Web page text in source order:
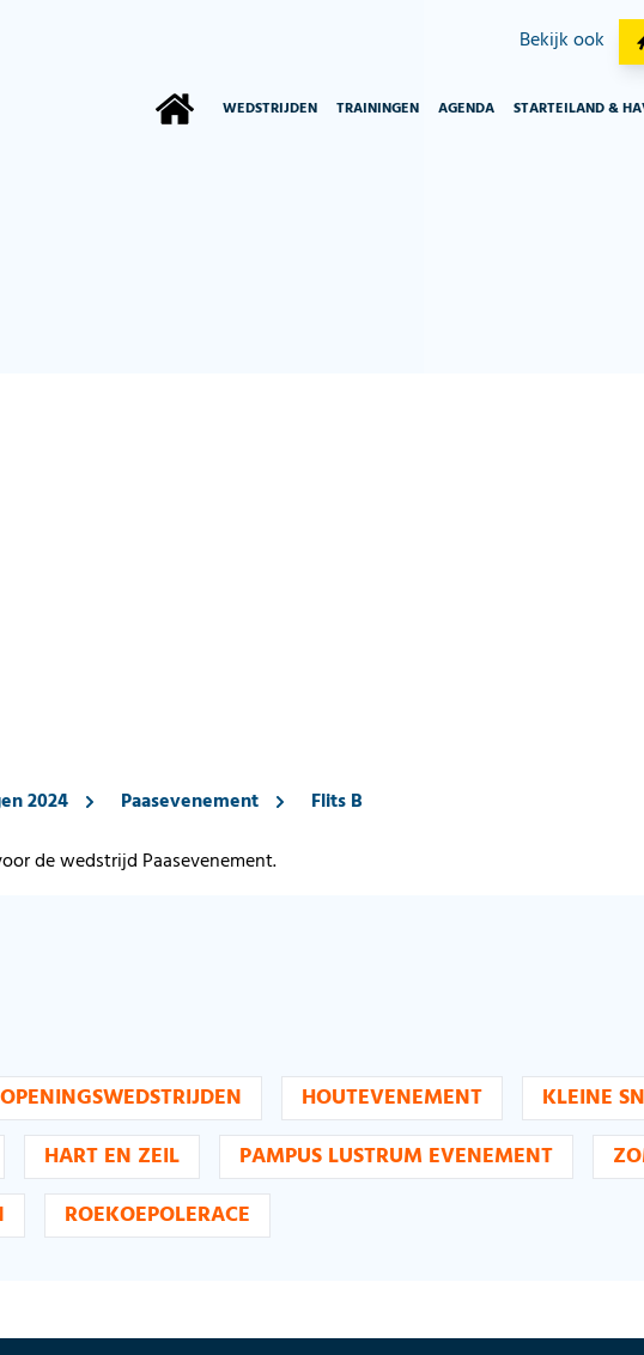
Bekijk ook
WEDSTRIJDEN TRAININGEN AGENDA STARTEILAND &
2024 Paasevenement
Flits B
de wedstrijd Paasevenement.
OPENINGSWEDSTRIJDEN HOUTEVENEMENT
KLEINE
HART EN ZEIL PAMPUS LUSTRUM EVENEMENT
ROEKOEPOLERACE